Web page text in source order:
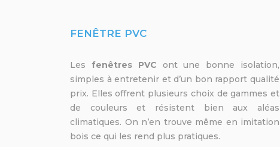
FENÊTRE PVC
Les fenêtres PVC ont une bonne isolation,
simples à entretenir et d’un bon rapport qualité
prix. Elles offrent plusieurs choix de gammes et
de couleurs et résistent bien aux aléas
climatiques. On n’en trouve même en imitation
bois ce qui les rend plus pratiques.